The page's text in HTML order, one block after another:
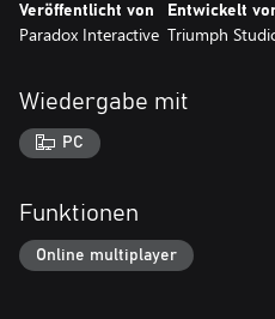
2 neue Story-Reiche: Kehre
2 neue Formen:
● Syronform
● Standard-Todeskäfer-Reittier
● Exotisches Todeskäfer-Reittier
Veröffentlicht von
Paradox Interactive
Entwickelt
Triumph
Wiedergabe mit
PC
Funktionen
Online multiplayer